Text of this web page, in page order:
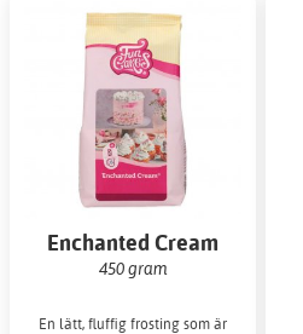
Enchanted Cream
450 gram
En lätt, fluffig frosting som är